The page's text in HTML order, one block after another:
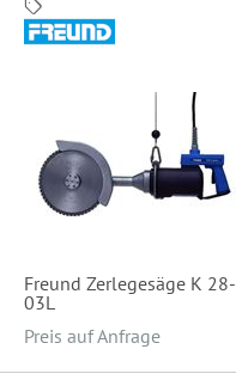
Freund Zerlegesäge K 28-
03L
Preis auf Anfrage